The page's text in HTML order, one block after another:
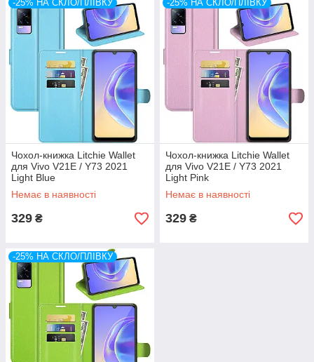
-25% НА СКЛО/ПЛІВКУ
Чохол-книжка Litchie Wallet
для Vivo V21E / Y73 2021
Light Blue
Немає в наявності
329 ₴
-25% НА СКЛО/ПЛІВКУ
Чохол-книжка Litchie Wallet
для Vivo V21E / Y73 2021
Light Pink
Немає в наявності
329 ₴
-25% НА СКЛО/ПЛІВКУ